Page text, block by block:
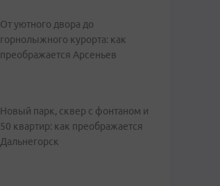
От уютного двора до
горнолыжного курорта: как
преображается Арсеньев
Новый парк, сквер с фонтаном и
50 квартир: как преображается
Дальнегорск